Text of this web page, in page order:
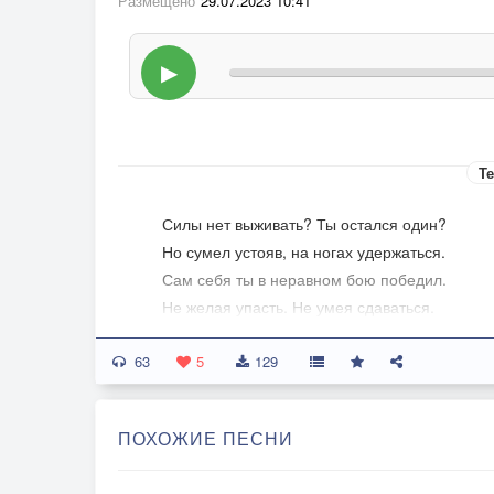
▶
Силы нет выживать? Ты остался один?
Но сумел устояв, на ногах удержаться.
Сам себя ты в неравном бою победил.
Не желая упасть. Не умея сдаваться.
Ты по-волчьи не выл, словно загнанный зверь.
Не корил Небеса, за судьбу проклиная.
На колени не падал, душу болью сжигая
63 5 129
ПОХОЖИЕ ПЕСНИ